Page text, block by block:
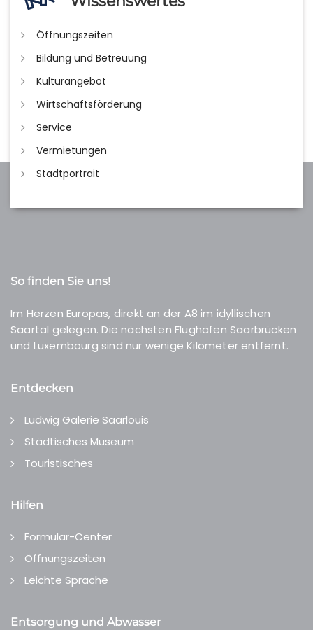
Öffnungszeiten
Bildung und Betreuung
Kulturangebot
Wirtschaftsförderung
Service
Vermietungen
Stadtportrait
So finden Sie uns!
Im Herzen Europas, direkt an der A8 im idyllischen
Saartal gelegen. Die nächsten Flughäfen Saarbrücken
und Luxembourg sind nur wenige Kilometer entfernt.
Entdecken
Ludwig Galerie Saarlouis
Städtisches Museum
Touristisches
Hilfen
Formular-Center
Öffnungszeiten
Leichte Sprache
Entsorgung und Abwasser